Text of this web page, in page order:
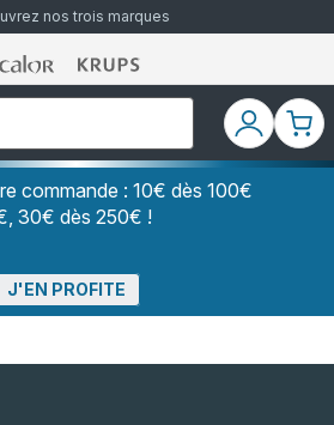
nos trois marques
Accueil
Rowenta
Accueil
Rowenta
Mon
compte
Mon
commande : 10€ dès 100€
30€ dès 250€ !
J'EN PROFITE